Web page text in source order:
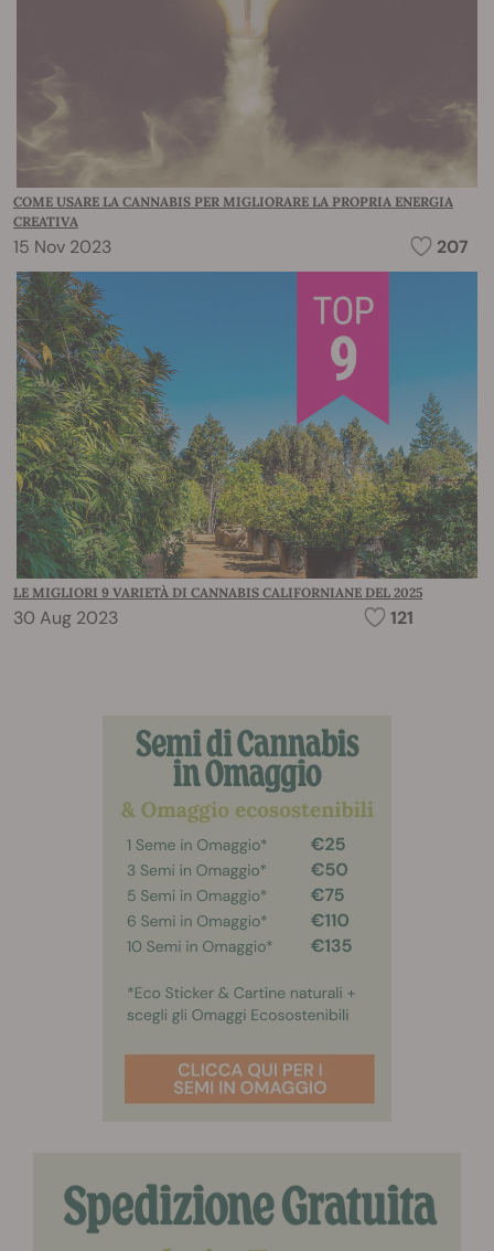
COME USARE LA CANNABIS PER MIGLIORARE LA PROPRIA ENERGIA
CREATIVA
15 Nov 2023 207
LE MIGLIORI 9 VARIETÀ DI CANNABIS CALIFORNIANE DEL 2025
30 Aug 2023 121